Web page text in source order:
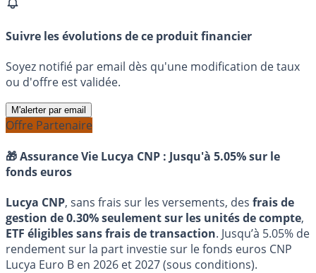
Suivre les évolutions de ce produit financier
Soyez notifié par email dès qu'une modification de taux
ou d'offre est validée.
M'alerter par email
Offre Partenaire
🎁 Assurance Vie Lucya CNP : Jusqu'à 5.05% sur le
fonds euros
Lucya CNP, sans frais sur les versements, des frais de
gestion de 0.30% seulement sur les unités de compte,
ETF éligibles sans frais de transaction. Jusqu’à 5.05% de
rendement sur la part investie sur le fonds euros CNP
Lucya Euro B en 2026 et 2027 (sous conditions).